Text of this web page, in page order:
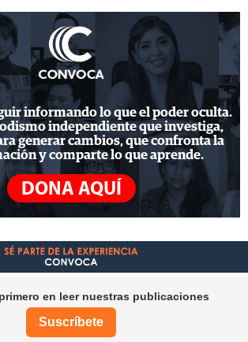
informando lo que el poder oculta.
independiente que investiga,
generar cambios, que confronta la
y comparte lo que aprende.
DONA AQUÍ
en leer nuestras publicaciones
Suscríbete